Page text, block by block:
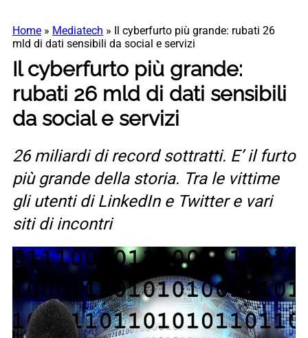
Home » Mediatech »
Il cyberfurto più grande: rubati 26
mld di dati sensibili da social e servizi
Il cyberfurto più grande:
rubati 26 mld di dati sensibili
da social e servizi
26 miliardi di record sottratti. E’ il furto
più grande della storia. Tra le vittime
gli utenti di LinkedIn e Twitter e vari
siti di incontri